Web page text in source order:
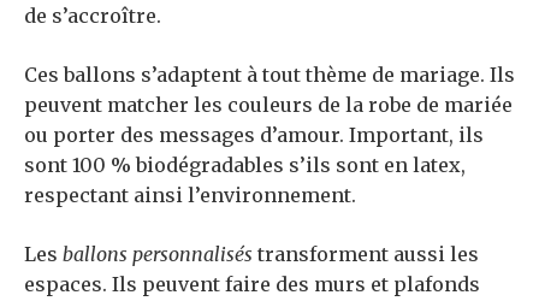
de s’accroître.
Ces ballons s’adaptent à tout thème de mariage. Ils
peuvent matcher les couleurs de la robe de mariée
ou porter des messages d’amour. Important, ils
sont 100 % biodégradables s’ils sont en latex,
respectant ainsi l’environnement.
Les ballons personnalisés transforment aussi les
espaces. Ils peuvent faire des murs et plafonds